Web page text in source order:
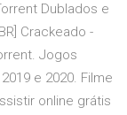
Dublados e
Crackeado -
Jogos
e 2020. Filme
online grátis